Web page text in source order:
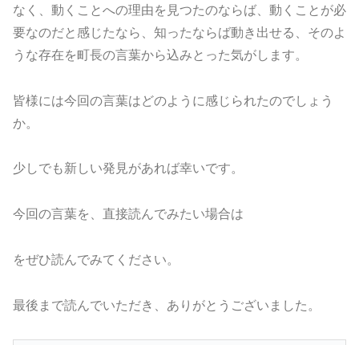
なく、動くことへの理由を見つたのならば、動くことが必
要なのだと感じたなら、知ったならば動き出せる、そのよ
うな存在を町長の言葉から込みとった気がします。
皆様には今回の言葉はどのように感じられたのでしょう
か。
少しでも新しい発見があれば幸いです。
今回の言葉を、直接読んでみたい場合は
をぜひ読んでみてください。
最後まで読んでいただき、ありがとうございました。